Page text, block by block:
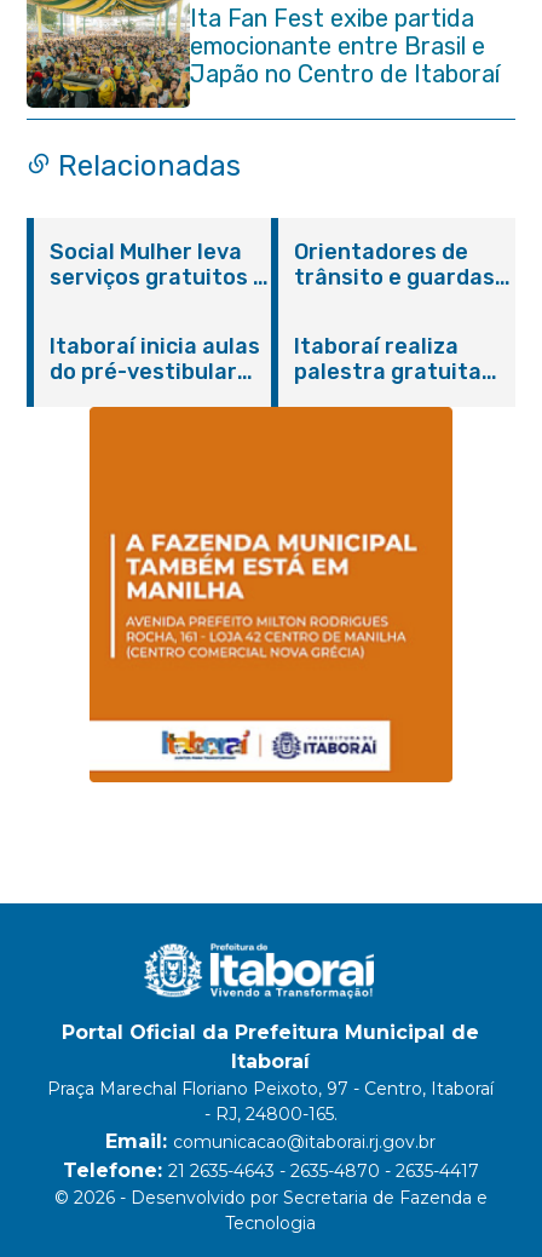
Ita Fan Fest exibe partida
emocionante entre Brasil e
Japão no Centro de Itaboraí
Relacionadas
Social Mulher leva
serviços gratuitos à
sexta-feira (07/08)
Orientadores de
trânsito e guardas
primeiros socorros
em Itaboraí
Itaboraí inicia aulas
do pré-vestibular
Itaboraí realiza
palestra gratuita
Portal Oficial da Prefeitura Municipal de
Itaboraí
Praça Marechal Floriano Peixoto, 97 - Centro, Itaboraí
- RJ, 24800-165.
Email: comunicacao@itaborai.rj.gov.br
Telefone: 21 2635-4643 - 2635-4870 - 2635-4417
© 2026 - Desenvolvido por Secretaria de Fazenda e
Tecnologia